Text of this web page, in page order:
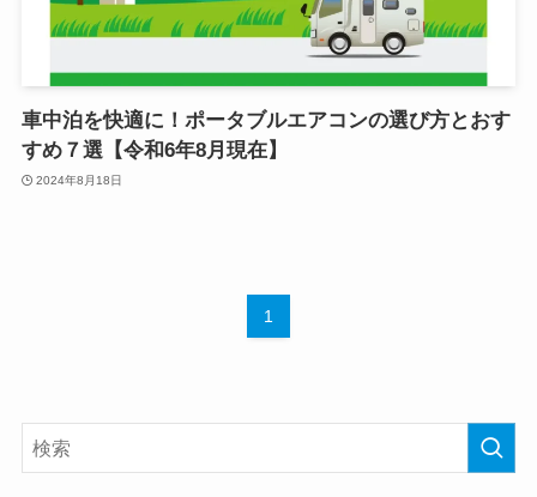
車中泊を快適に！ポータブルエアコンの選び方とおす
すめ７選【令和6年8月現在】
2024年8月18日
1